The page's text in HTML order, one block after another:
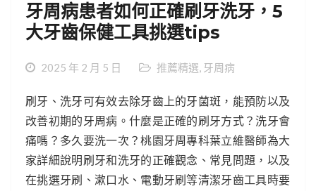
牙周病患者如何正確刷牙洗牙，5
大牙齒保健工具挑選tips
2025 年 2 月 5 日 推薦精選, 牙周病
刷牙、洗牙可有效去除牙齒上的牙菌斑，能預防以及
改善初期的牙周病。什麼是正確的刷牙方式？洗牙會
痛嗎？多久要洗一次？桃園牙周專科葉立維醫師為大
家詳細說明刷牙和洗牙的正確觀念、常見問題，以及
在挑選牙刷、漱口水、電動牙刷等清潔牙齒工具時要